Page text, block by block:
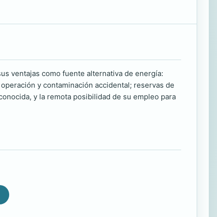
ventajas como fuente alternativa de energía:
y contaminación accidental; reservas de
y la remota posibilidad de su empleo para